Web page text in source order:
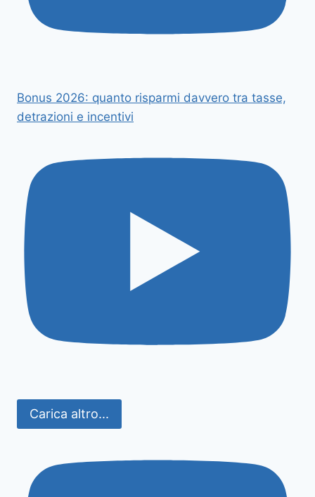
Bonus 2026: quanto risparmi davvero tra tasse,
detrazioni e incentivi
Carica altro...